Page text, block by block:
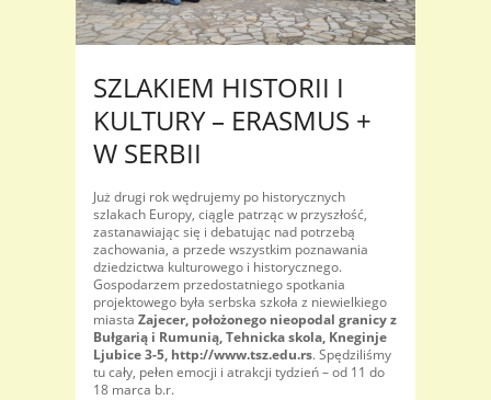
SZLAKIEM HISTORII I
KULTURY – ERASMUS +
W SERBII
Już drugi rok wędrujemy po historycznych
szlakach Europy, ciągle patrząc w przyszłość,
zastanawiając się i debatując nad potrzebą
zachowania, a przede wszystkim poznawania
dziedzictwa kulturowego i historycznego.
Gospodarzem przedostatniego spotkania
projektowego była serbska szkoła z niewielkiego
miasta Zajecer, położonego nieopodal granicy z
Bułgarią i Rumunią, Tehnicka skola, Kneginje
Ljubice 3-5, http://www.tsz.edu.rs. Spędziliśmy
tu cały, pełen emocji i atrakcji tydzień – od 11 do
18 marca b.r.